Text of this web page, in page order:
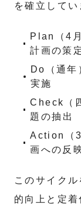
を確立してい
Plan（4
計画の策
Do（通年
実施
Check（
題の抽出
Action（3
画への反
このサイク
的向上と定着